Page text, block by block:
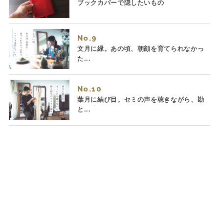
ブックカバーで隠したいもの
No.
文月に緑。あの頃、朝顔を育てられなかっ
た...
No.
葉月に結び目。セミの声を聴きながら、勘
と...